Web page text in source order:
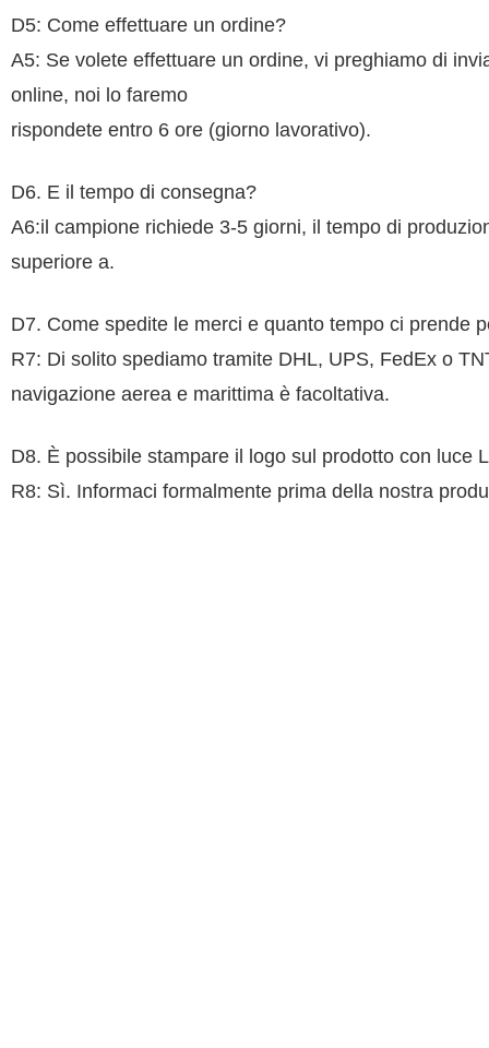
D5: Come effettuare un ordine?
A5: Se volete effettuare un ordine, vi preghiamo di
online, noi lo faremo
rispondete entro 6 ore (giorno lavorativo).
D6. E il tempo di consegna?
A6:il campione richiede 3-5 giorni, il tempo di
superiore a.
D7. Come spedite le merci e quanto tempo ci prende
R7: Di solito spediamo tramite DHL, UPS, FedEx o
navigazione aerea e marittima è facoltativa.
D8. È possibile stampare il logo sul prodotto con luce
R8: Sì. Informaci formalmente prima della nostra